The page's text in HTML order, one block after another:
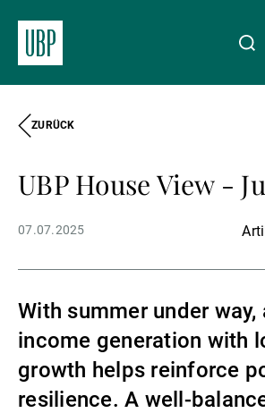
ZURÜCK
UBP House View -
07.07.2025
With summer under way,
income generation with
growth helps reinforce
resilience. A well-